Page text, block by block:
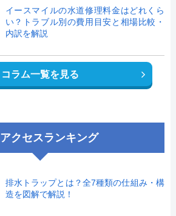
イースマイルの水道修理料金はどれくら
い？トラブル別の費用目安と相場比較・
内訳を解説
コラム一覧を見る
アクセスランキング
排水トラップとは？全7種類の仕組み・構
造を図解で解説！